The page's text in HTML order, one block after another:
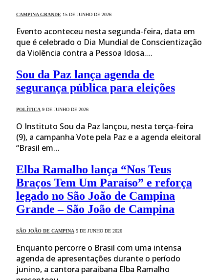
CAMPINA GRANDE 15 DE JUNHO DE 2026
Evento aconteceu nesta segunda-feira, data em
que é celebrado o Dia Mundial de Conscientização
da Violência contra a Pessoa Idosa.…
Sou da Paz lança agenda de
segurança pública para eleições
POLÍTICA 9 DE JUNHO DE 2026
O Instituto Sou da Paz lançou, nesta terça-feira
(9), a campanha Vote pela Paz e a agenda eleitoral
“Brasil em…
Elba Ramalho lança “Nos Teus
Braços Tem Um Paraíso” e reforça
legado no São João de Campina
Grande – São João de Campina
SÃO JOÃO DE CAMPINA 5 DE JUNHO DE 2026
Enquanto percorre o Brasil com uma intensa
agenda de apresentações durante o período
junino, a cantora paraibana Elba Ramalho